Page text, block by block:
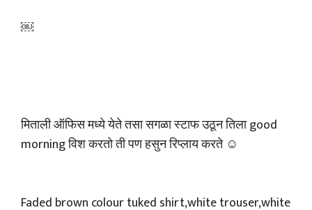
￼
मिताली ऑफिस मध्ये येते तसा सगळा स्टाफ उठून तिला good
morning विश करतो ती पण हसुन रिप्लाय करते ☺️
Faded brown colour tuked shirt,white trouser,white